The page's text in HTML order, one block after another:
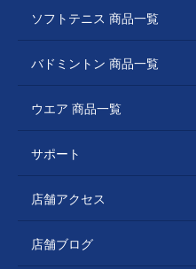
ソフトテニス 商品一覧
バドミントン 商品一覧
ウエア 商品一覧
サポート
店舗アクセス
店舗ブログ